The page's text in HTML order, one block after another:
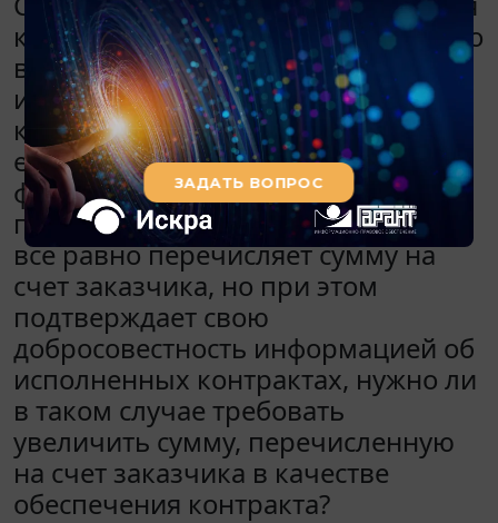
контракта? Если нужно изменить, то
в каком порядке? Каким образом
изменить сумму обеспечения
контракта, заключенного с СМП,
если обеспечение представлено в
форме банковской гарантии? Если
победитель закупки из числа СМП
все равно перечисляет сумму на
счет заказчика, но при этом
подтверждает свою
добросовестность информацией об
исполненных контрактах, нужно ли
в таком случае требовать
увеличить сумму, перечисленную
на счет заказчика в качестве
обеспечения контракта?